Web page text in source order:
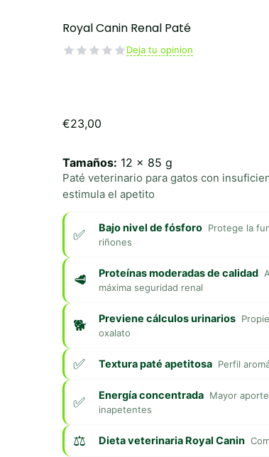
Royal Canin Renal Paté
Deja tu opinion
€23,00
Tamaños: 12 x 85 g
Paté veterinario para gatos con
estimula el apetito
Bajo nivel de fósforo Protege la
riñones
Proteínas moderadas de calidad
máxima seguridad renal
Previene cálculos urinarios
oxalato
Textura paté apetitosa Perfil
Energía concentrada Mayor
inapetentes
Dieta veterinaria Royal Canin